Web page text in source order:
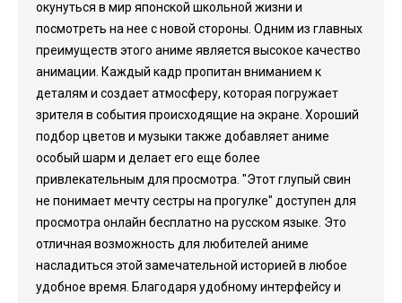
окунуться в мир японской школьной жизни и
посмотреть на нее с новой стороны. Одним из главных
преимуществ этого аниме является высокое качество
анимации. Каждый кадр пропитан вниманием к
деталям и создает атмосферу, которая погружает
зрителя в события происходящие на экране. Хороший
подбор цветов и музыки также добавляет аниме
особый шарм и делает его еще более
привлекательным для просмотра. "Этот глупый свин
не понимает мечту сестры на прогулке" доступен для
просмотра онлайн бесплатно на русском языке. Это
отличная возможность для любителей аниме
насладиться этой замечательной историей в любое
удобное время. Благодаря удобному интерфейсу и